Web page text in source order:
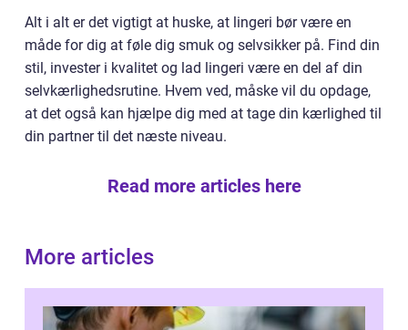
Alt i alt er det vigtigt at huske, at lingeri bør være en
måde for dig at føle dig smuk og selvsikker på. Find din
stil, invester i kvalitet og lad lingeri være en del af din
selvkærlighedsrutine. Hvem ved, måske vil du opdage,
at det også kan hjælpe dig med at tage din kærlighed til
din partner til det næste niveau.
Read more articles here
More articles